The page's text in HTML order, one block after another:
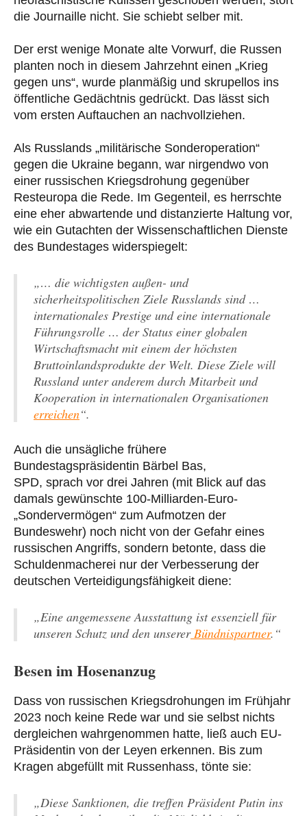
die Journaille nicht. Sie schiebt selber mit.
Der erst wenige Monate alte Vorwurf, die Russen
planten noch in diesem Jahrzehnt einen „Krieg
gegen uns“, wurde planmäßig und skrupellos ins
öffentliche Gedächtnis gedrückt. Das lässt sich
vom ersten Auftauchen an nachvollziehen.
Als Russlands „militärische Sonderoperation“
gegen die Ukraine begann, war nirgendwo von
einer russischen Kriegsdrohung gegenüber
Resteuropa die Rede. Im Gegenteil, es herrschte
eine eher abwartende und distanzierte Haltung vor,
wie ein Gutachten der Wissenschaftlichen Dienste
des Bundestages widerspiegelt:
„… die wichtigsten außen- und
sicherheitspolitischen Ziele Russlands sind …
internationales Prestige und eine internationale
Führungsrolle … der Status einer globalen
Wirtschaftsmacht mit einem der höchsten
Bruttoinlandsprodukte der Welt. Diese Ziele will
Russland unter anderem durch Mitarbeit und
Kooperation in internationalen Organisationen
erreichen“.
Auch die unsägliche frühere
Bundestagspräsidentin Bärbel Bas,
SPD, sprach vor drei Jahren (mit Blick auf das
damals gewünschte 100-Milliarden-Euro-
„Sondervermögen“ zum Aufmotzen der
Bundeswehr) noch nicht von der Gefahr eines
russischen Angriffs, sondern betonte, dass die
Schuldenmacherei nur der Verbesserung der
deutschen Verteidigungsfähigkeit diene:
„Eine angemessene Ausstattung ist essenziell für
unseren Schutz und den unsererBündnispartner.“
Besen im Hosenanzug
Dass von russischen Kriegsdrohungen im Frühjahr
2023 noch keine Rede war und sie selbst nichts
dergleichen wahrgenommen hatte, ließ auch EU-
Präsidentin von der Leyen erkennen. Bis zum
Kragen abgefüllt mit Russenhass, tönte sie:
„Diese Sanktionen, die treffen Präsident Putin ins